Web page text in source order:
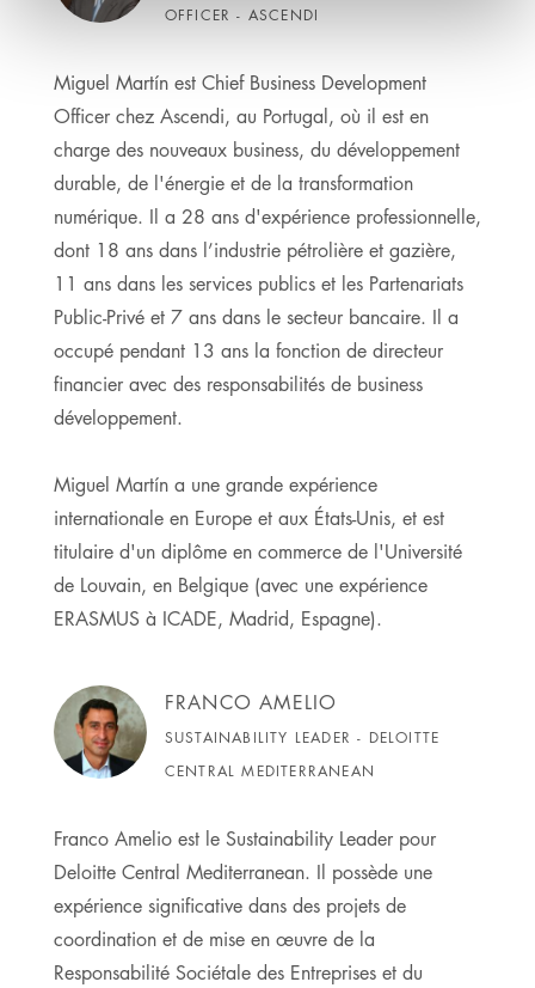
OFFICER - ASCENDI
Miguel Martín est Chief Business Development
Officer chez Ascendi, au Portugal, où il est en
charge des nouveaux business, du développement
durable, de l'énergie et de la transformation
numérique. Il a 28 ans d'expérience professionnelle,
dont 18 ans dans l’industrie pétrolière et gazière,
11 ans dans les services publics et les Partenariats
Public-Privé et 7 ans dans le secteur bancaire. Il a
occupé pendant 13 ans la fonction de directeur
financier avec des responsabilités de business
développement.
Miguel Martín a une grande expérience
internationale en Europe et aux États-Unis, et est
titulaire d'un diplôme en commerce de l'Université
de Louvain, en Belgique (avec une expérience
ERASMUS à ICADE, Madrid, Espagne).
FRANCO AMELIO
SUSTAINABILITY LEADER - DELOITTE
CENTRAL MEDITERRANEAN
Franco Amelio est le Sustainability Leader pour
Deloitte Central Mediterranean. Il possède une
expérience significative dans des projets de
coordination et de mise en œuvre de la
Responsabilité Sociétale des Entreprises et du